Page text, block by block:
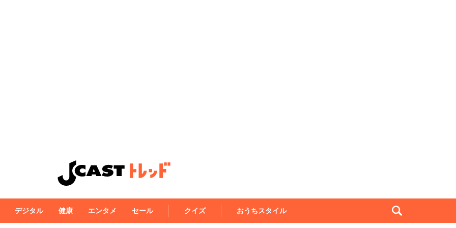
デジタル 健康 エンタメ セール クイズ おうちスタイル